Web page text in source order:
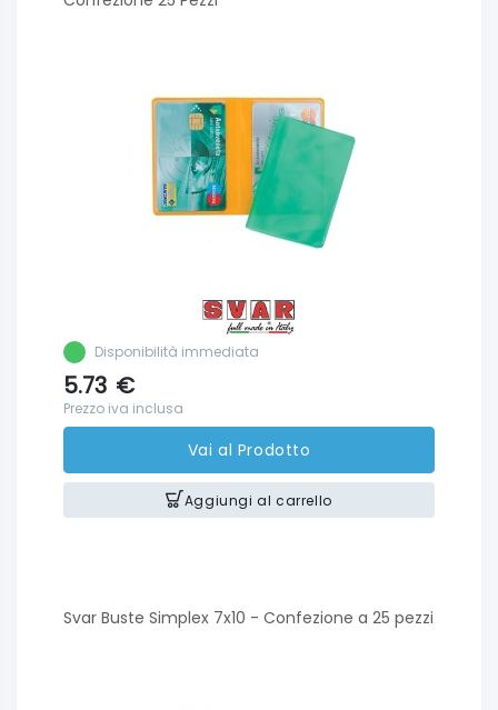
Disponibilità immediata
5.73 €
Prezzo iva inclusa
Vai al Prodotto
Aggiungi al carrello
Svar Buste Simplex 7x10 - Confezione a 25 pezzi